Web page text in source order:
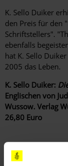
K. Sello Duiker
den Preis für den
Schriftstellers".
ebenfalls
hat K. Sello
2005 das Leben.
K. Sello Duiker:
Englischen von
Wussow. Verlag
26,80 Euro